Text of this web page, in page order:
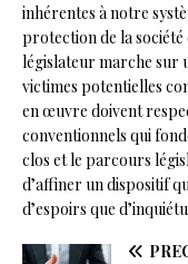
inhérentes à notre
protection de la
législateur marche sur
victimes potentielles
en œuvre doivent
conventionnels qui
clos et le parcours
d’affiner un dispositif
d’espoirs que